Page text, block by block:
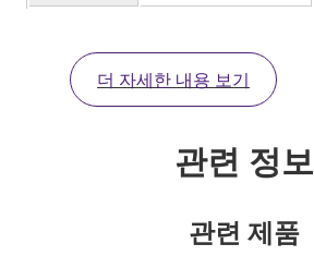
더 자세한 내용 보기
관련 정보
관련 제품